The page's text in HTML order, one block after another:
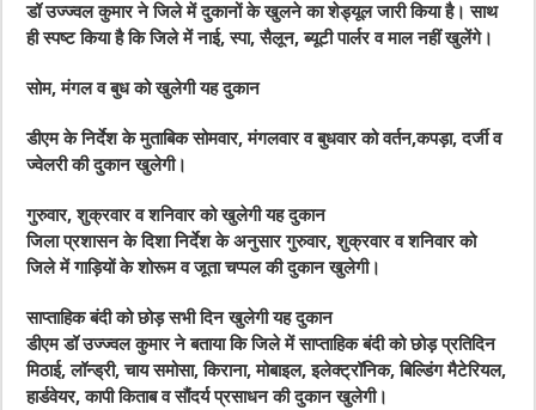
डॉ उज्ज्वल कुमार ने जिले में दुकानों के खुलने का शेड्यूल जारी किया है। साथ
ही स्पष्ट किया है कि जिले में नाई, स्पा, सैलून, ब्यूटी पार्लर व माल नहीं खुलेंगे।
सोम, मंगल व बुध को खुलेगी यह दुकान
डीएम के निर्देश के मुताबिक सोमवार, मंगलवार व बुधवार को वर्तन,कपड़ा, दर्जी व
ज्वेलरी की दुकान खुलेगी।
गुरुवार, शुक्रवार व शनिवार को खुलेगी यह दुकान
जिला प्रशासन के दिशा निर्देश के अनुसार गुरुवार, शुक्रवार व शनिवार को
जिले में गाड़ियों के शोरूम व जूता चप्पल की दुकान खुलेगी।
साप्ताहिक बंदी को छोड़ सभी दिन खुलेगी यह दुकान
डीएम डॉ उज्ज्वल कुमार ने बताया कि जिले में साप्ताहिक बंदी को छोड़ प्रतिदिन
मिठाई, लॉन्ड्री, चाय समोसा, किराना, मोबाइल, इलेक्ट्रॉनिक, बिल्डिंग मैटेरियल,
हार्डवेयर, कापी किताब व सौंदर्य प्रसाधन की दुकान खुलेगी।